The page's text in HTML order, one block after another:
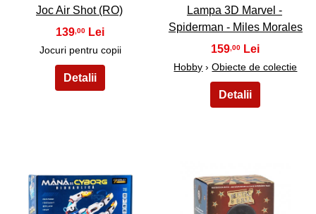
Joc Air Shot (RO)
139 ,00
Jocuri pentru copii
Lampa 3D Marvel -
Spiderman - Miles Morales
159 ,00
Hobby ›Obiecte de colectie